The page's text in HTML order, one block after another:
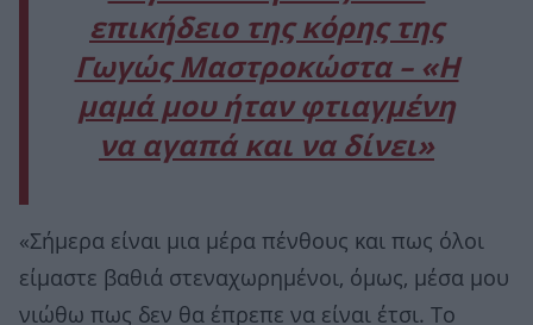
επικήδειο της κόρης της
Γωγώς Μαστροκώστα – «Η
μαμά μου ήταν φτιαγμένη
να αγαπά και να δίνει»
«Σήμερα είναι μια μέρα πένθους και πως όλοι
είμαστε βαθιά στεναχωρημένοι, όμως, μέσα μου
νιώθω πως δεν θα έπρεπε να είναι έτσι. Το